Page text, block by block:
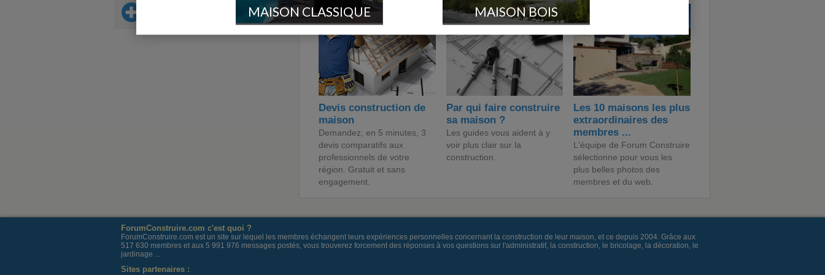
Sur le même thème
Devis construction de
maison
Demandez, en 5 minutes, 3
devis comparatifs aux
professionnels de votre
région. Gratuit et sans
engagement.
Par qui faire construire
sa maison ?
Les guides vous aident à y
voir plus clair sur la
construction.
Les 10 maisons les plus
extraordinaires des
membres ...
L'équipe de Forum Construire
sélectionne pour vous les
plus belles photos des
membres et du web.
ForumConstruire.com c'est quoi ?
ForumConstruire.com est un site sur lequel les membres échangent leurs expériences personnelles concernant la construction de leur maison, et ce depuis 2004. Grâce aux
517 630 membres et aux 5 991 976 messages postés, vous trouverez forcement des réponses à vos questions sur l'administratif, la construction, le bricolage, la décoration, le
jardinage ...
Sites partenaires :
MAISON CLASSIQUE MAISON BOIS